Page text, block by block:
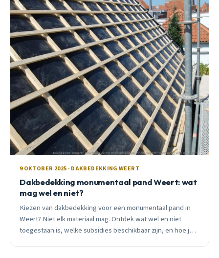
9 OKTOBER 2025 · DAKBEDEKKING WEERT
Dakbedekking monumentaal pand Weert: wat
mag wel en niet?
Kiezen van dakbedekking voor een monumentaal pand in
Weert? Niet elk materiaal mag. Ontdek wat wel en niet
toegestaan is, welke subsidies beschikbaar zijn, en hoe je